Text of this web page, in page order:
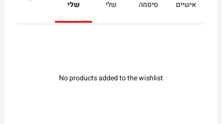
אישיים סיסמה שלי שלי
No products added to the wishlist